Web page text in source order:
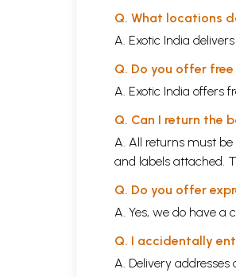
Q. What locations
A. Exotic India
Q. Do you offer
A. Exotic India offers
Q. Can I return the
A. All returns must
and labels attached.
Q. Do you offer
A. Yes, we do have a
Q. I accidentally
A. Delivery